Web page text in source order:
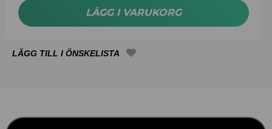
LÄGG I VARUKORG